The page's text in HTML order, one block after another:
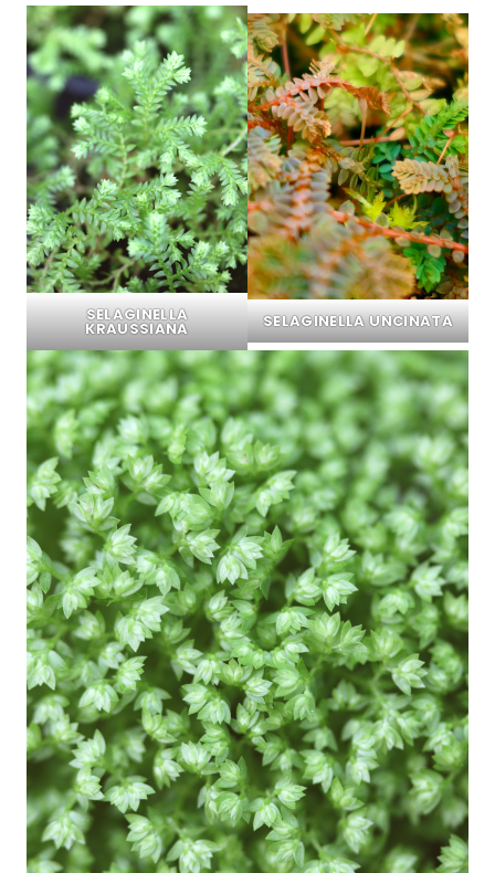
SELAGINELLA
KRAUSSIANA SELAGINELLA UNCINATA